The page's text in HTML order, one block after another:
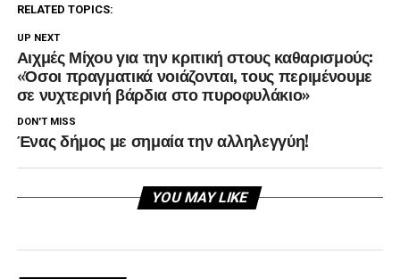
RELATED TOPICS:
UP NEXT
Αιχμές Μίχου για την κριτική στους καθαρισμούς:
«Όσοι πραγματικά νοιάζονται, τους περιμένουμε
σε νυχτερινή βάρδια στο πυροφυλάκιο»
DON'T MISS
Ένας δήμος με σημαία την αλληλεγγύη!
YOU MAY LIKE